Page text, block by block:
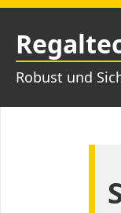
Zum
Inhalt
springen
Robust und